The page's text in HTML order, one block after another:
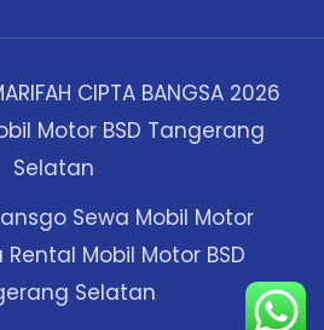
CIPTA BANGSA 2026
Motor BSD Tangerang
Selatan
Sewa Mobil Motor
Mobil Motor BSD
Selatan